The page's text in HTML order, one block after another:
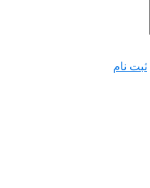
ثبت نام